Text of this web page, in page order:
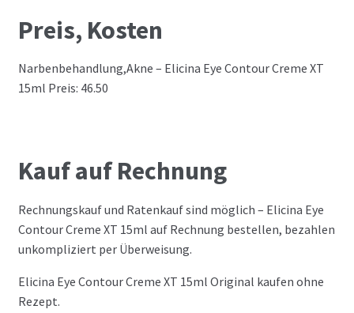
Preis, Kosten
Narbenbehandlung,Akne – Elicina Eye Contour Creme XT
15ml Preis: 46.50
Kauf auf Rechnung
Rechnungskauf und Ratenkauf sind möglich – Elicina Eye
Contour Creme XT 15ml auf Rechnung bestellen, bezahlen
unkompliziert per Überweisung.
Elicina Eye Contour Creme XT 15ml Original kaufen ohne
Rezept.